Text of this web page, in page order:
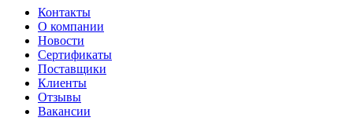
Контакты
О компании
Новости
Сертификаты
Поставщики
Клиенты
Отзывы
Вакансии